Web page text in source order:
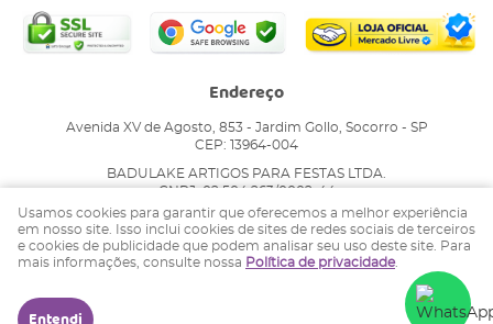
Endereço
Avenida XV de Agosto, 853- Jardim Gollo, Socorro - SP
CEP: 13964-004
BADULAKE ARTIGOS PARA FESTAS LTDA.
CNPJ: 02.504.263/0002-44
LOJA VIRTUAL CRIADA POR
Usamos cookies para garantir que oferecemos a melhor experiência
em nosso site. Isso inclui cookies de sites de redes sociais de terceiros
e cookies de publicidade que podem analisar seu uso deste site. Para
mais informações, consulte nossa Política de privacidade.